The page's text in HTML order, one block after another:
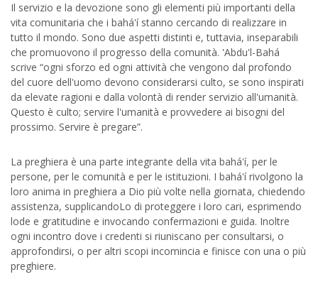
Il servizio e la devozione sono gli elementi più importanti della
vita comunitaria che i bahá'í stanno cercando di realizzare in
tutto il mondo. Sono due aspetti distinti e, tuttavia, inseparabili
che promuovono il progresso della comunità. 'Abdu'l-Bahá
scrive “ogni sforzo ed ogni attività che vengono dal profondo
del cuore dell'uomo devono considerarsi culto, se sono inspirati
da elevate ragioni e dalla volontà di render servizio all'umanità.
Questo è culto; servire l'umanità e provvedere ai bisogni del
prossimo. Servire è pregare”.
La preghiera è una parte integrante della vita bahá'í, per le
persone, per le comunità e per le istituzioni. I bahá'í rivolgono la
loro anima in preghiera a Dio più volte nella giornata, chiedendo
assistenza, supplicandoLo di proteggere i loro cari, esprimendo
lode e gratitudine e invocando confermazioni e guida. Inoltre
ogni incontro dove i credenti si riuniscano per consultarsi, o
approfondirsi, o per altri scopi incomincia e finisce con una o più
preghiere.